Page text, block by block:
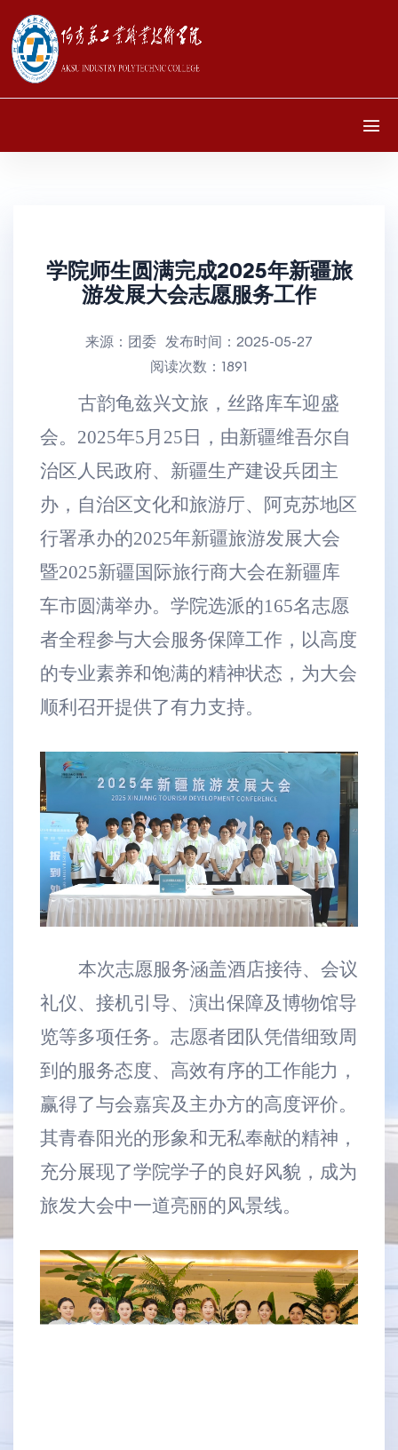
学院师生圆满完成2025年新疆旅
游发展大会志愿服务工作
来源： 团委 发布时间： 2025-05-27
阅读次数： 1891
古韵龟兹兴文旅，丝路库车迎盛
会。 2025年5月25日，由新疆维吾尔自
治区人民政府、新疆生产建设兵团主
办，自治区文化和旅游厅、阿克苏地区
行署承办的2025年新疆旅游发展大会
暨2025新疆国际旅行商大会在新疆库
车市圆满举办。 学院选派的165名志愿
者全程参与大会服务保障工作，以高度
的专业素养和饱满的精神状态，为大会
顺利召开提供了有力支持。
本次志愿服务涵盖酒店接待、会议
礼仪、接机引导、演出保障及博物馆导
览等多项任务。志愿者团队凭借细致周
到的服务态度、高效有序的工作能力，
赢得了与会嘉宾及主办方的高度评价。
其青春阳光的形象和无私奉献的精神，
充分展现了学院学子的良好风貌，成为
旅发大会中一道亮丽的风景线。